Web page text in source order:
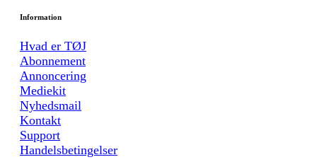
Information
Hvad er TØJ
Abonnement
Annoncering
Mediekit
Nyhedsmail
Kontakt
Support
Handelsbetingelser